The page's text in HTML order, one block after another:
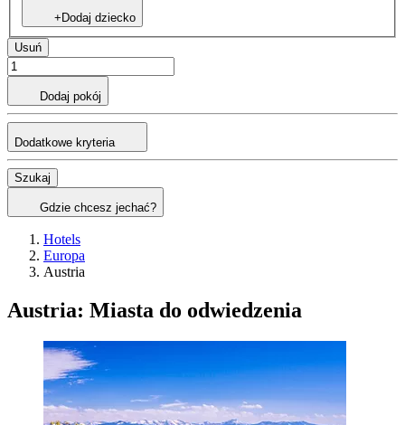
+Dodaj dziecko
Usuń
Dodaj pokój
Dodatkowe kryteria
Szukaj
Gdzie chcesz jechać?
Hotels
Europa
Austria
Austria: Miasta do odwiedzenia